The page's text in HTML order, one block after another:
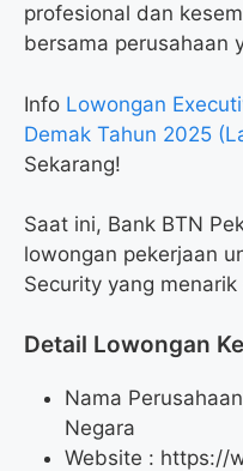
profesional dan
bersama perusahaan
Info Lowongan
Demak Tahun 2025
Sekarang!
Saat ini, Bank BTN
lowongan pekerjaan
Security yang
Detail Lowongan
Nama
Negara
Website : https://